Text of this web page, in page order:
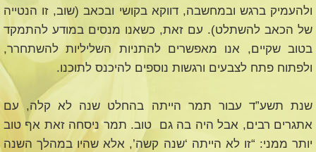
ולהעמיק ברגש ובמחשבה, דווקא בקושי ובכאב (שוב, זו הנטייה
של הכאב להשתלט). עם זאת, כשאנו מנסים במודע להתמקד
בטוב שקיים, אנו מאפשרים להתניות השליליות להשתחרר,
ולפתוח פתח לצבעים ורגשות נוספים להיכנס לתוכנו.
שנת תשע”ד עבור תמר הייתה בהחלט שנה לא קלה, עם
אתגרים רבים, אבל היה בה גם טוב. תמר ניסחה זאת אף טוב
יותר ממני: “זו לא הייתה ‘שנה קשה’, אלא שהיו במהלך השנה